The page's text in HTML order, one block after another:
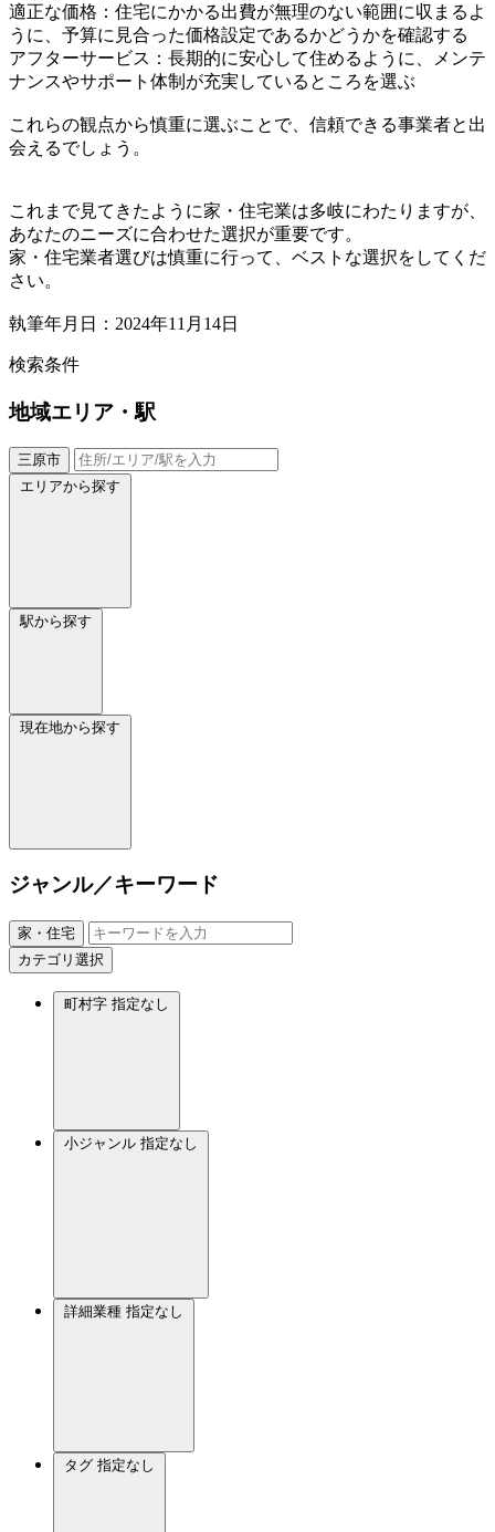
適正な価格：住宅にかかる出費が無理のない範囲に収まるよ
うに、予算に見合った価格設定であるかどうかを確認する
アフターサービス：長期的に安心して住めるように、メンテ
ナンスやサポート体制が充実しているところを選ぶ
これらの観点から慎重に選ぶことで、信頼できる事業者と出
会えるでしょう。
これまで見てきたように家・住宅業は多岐にわたりますが、
あなたのニーズに合わせた選択が重要です。
家・住宅業者選びは慎重に行って、ベストな選択をしてくだ
さい。
執筆年月日：2024年11月14日
検索条件
地域エリア・駅
三原市
エリアから探す
駅から探す
現在地から探す
ジャンル／キーワード
家・住宅
カテゴリ選択
町村字 指定なし
小ジャンル 指定なし
詳細業種 指定なし
タグ 指定なし